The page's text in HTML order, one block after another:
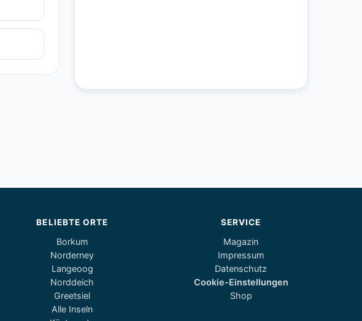
BELIEBTE ORTE
Borkum
Norderney
Langeoog
Norddeich
Greetsiel
Alle Inseln
SERVICE
Magazin
Impressum
Datenschutz
Cookie-Einstellungen
Shop